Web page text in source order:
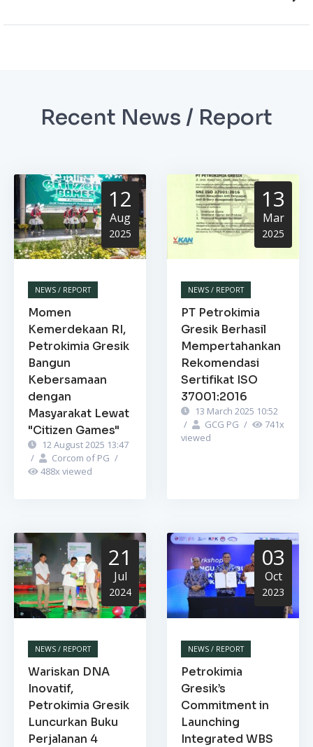
Recent News / Report
12
Aug
2025
NEWS / REPORT
Momen
Kemerdekaan RI,
Petrokimia Gresik
Bangun
Kebersamaan
dengan
Masyarakat Lewat
"Citizen Games"
12 August 2025 13:47
/
Corcom of PG /
488x viewed
13
Mar
2025
NEWS / REPORT
PT Petrokimia
Gresik Berhasil
Mempertahankan
Rekomendasi
Sertifikat ISO
37001:2016
13 March 2025 10:52
/
GCG PG / 741x
viewed
21
Jul
2024
NEWS / REPORT
Wariskan DNA
Inovatif,
Petrokimia Gresik
Luncurkan Buku
Perjalanan 4
03
Oct
2023
NEWS / REPORT
Petrokimia
Gresik’s
Commitment in
Launching
Integrated WBS